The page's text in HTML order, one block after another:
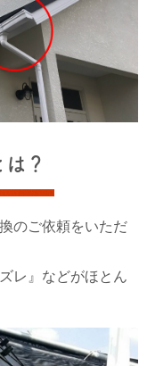
？
のご依頼をいただ
レ』などがほとん